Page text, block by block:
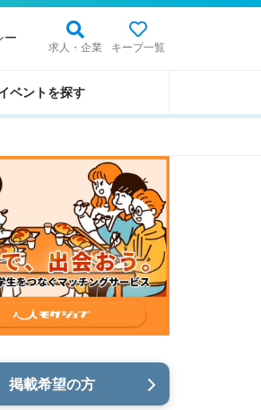
求人・企業 キープ一覧
ー
ベントを探す
掲載希望の方